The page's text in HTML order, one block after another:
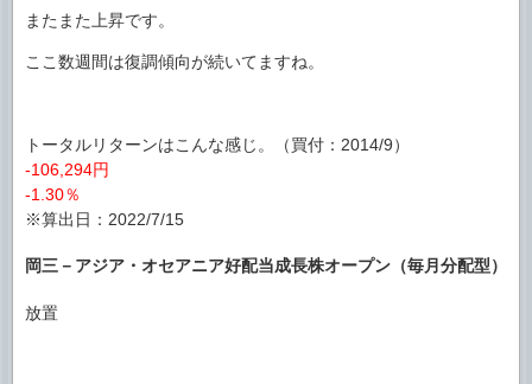
またまた上昇です。
ここ数週間は復調傾向が続いてますね。
トータルリターンはこんな感じ。（買付：2014/9）
-106,294円
-1.30％
※算出日：2022/7/15
岡三－アジア・オセアニア好配当成長株オープン（毎月分配型）
放置